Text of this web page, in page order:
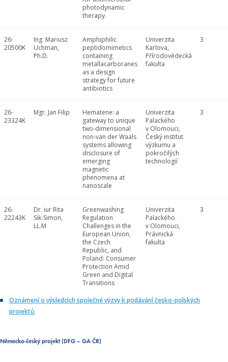
photodynamic
therapy.
26-
20500K
Ing. Mariusz
Uchman,
Ph.D.
Amphiphilic
peptidomimetics
containing
metallacarboranes
as a design
strategy for future
antibiotics
Univerzita
Karlova,
Přírodovědecká
fakulta
3
26-
23324K
Mgr. Jan Filip
Hematene: a
gateway to unique
two-dimensional
non-van der Waals
systems allowing
disclosure of
emerging
magnetic
phenomena at
nanoscale
Univerzita
Palackého
v Olomouci,
Český institut
výzkumu a
pokročilých
technologií
3
26-
22243K
Dr. iur Rita
Sik-Simon,
LL.M
Greenwashing
Regulation
Challenges in the
European Union,
the Czech
Republic, and
Poland: Consumer
Protection Amid
Green and Digital
Transitions
Univerzita
Palackého
v Olomouci,
Právnická
fakulta
3
Oznámení o výsledcích společné výzvy k podávání česko-polských
projektů
Německo-český projekt (DFG – GA ČR)